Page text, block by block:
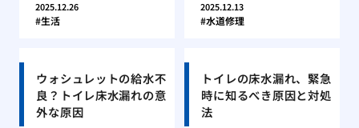
2025.12.26
生活
2025.12.13
水道修理
ウォシュレットの給水不
良？トイレ床水漏れの意
外な原因
トイレの床水漏れ、緊急
時に知るべき原因と対処
法